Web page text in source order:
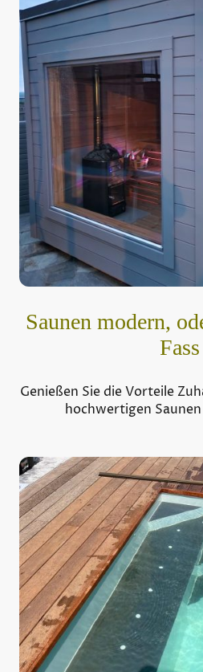
Saunen modern,
Fass
Genießen Sie die Vorteile
hochwertigen